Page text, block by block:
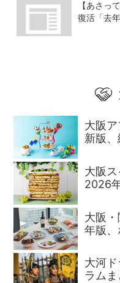
【あさっ
復活「去
大阪
新版
大阪
2026
大阪
年版
大河
ラムま